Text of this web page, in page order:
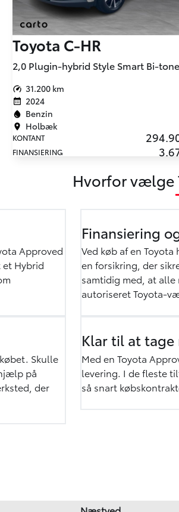
Toyota C-HR
31.200 km
2024
Benzin
Holbæk
KONTANT
FINANSIERING
Hvorfor vælge
Approved
Hybrid
Finansiering
Ved køb af en
en forsikring, der
samtidig med, at
autoriseret Toyota-
Skulle
på
der
Klar til at tage
Med en Toyota
levering. I de fleste
så snart